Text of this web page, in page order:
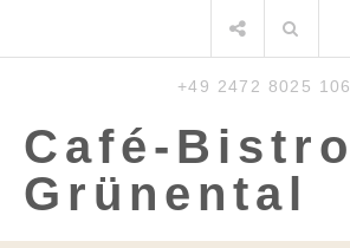
+49 2472 8025 106
Café-Bistro
Grünental